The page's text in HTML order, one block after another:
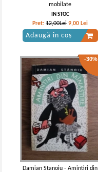
mobilate
IN STOC
Pret:12,00Lei 9,00 Lei
Adaugă în coș
-30%
Damian Stanoiu - Amintiri din